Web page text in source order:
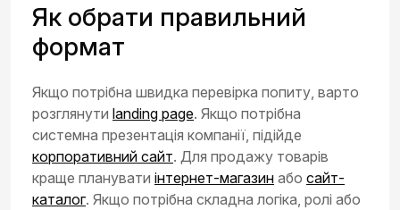
Як обрати правильний
формат
Якщо потрібна швидка перевірка попиту, варто
розглянути landing page. Якщо потрібна
системна презентація компанії, підійде
корпоративний сайт. Для продажу товарів
краще планувати інтернет-магазин або сайт-
каталог. Якщо потрібна складна логіка, ролі або